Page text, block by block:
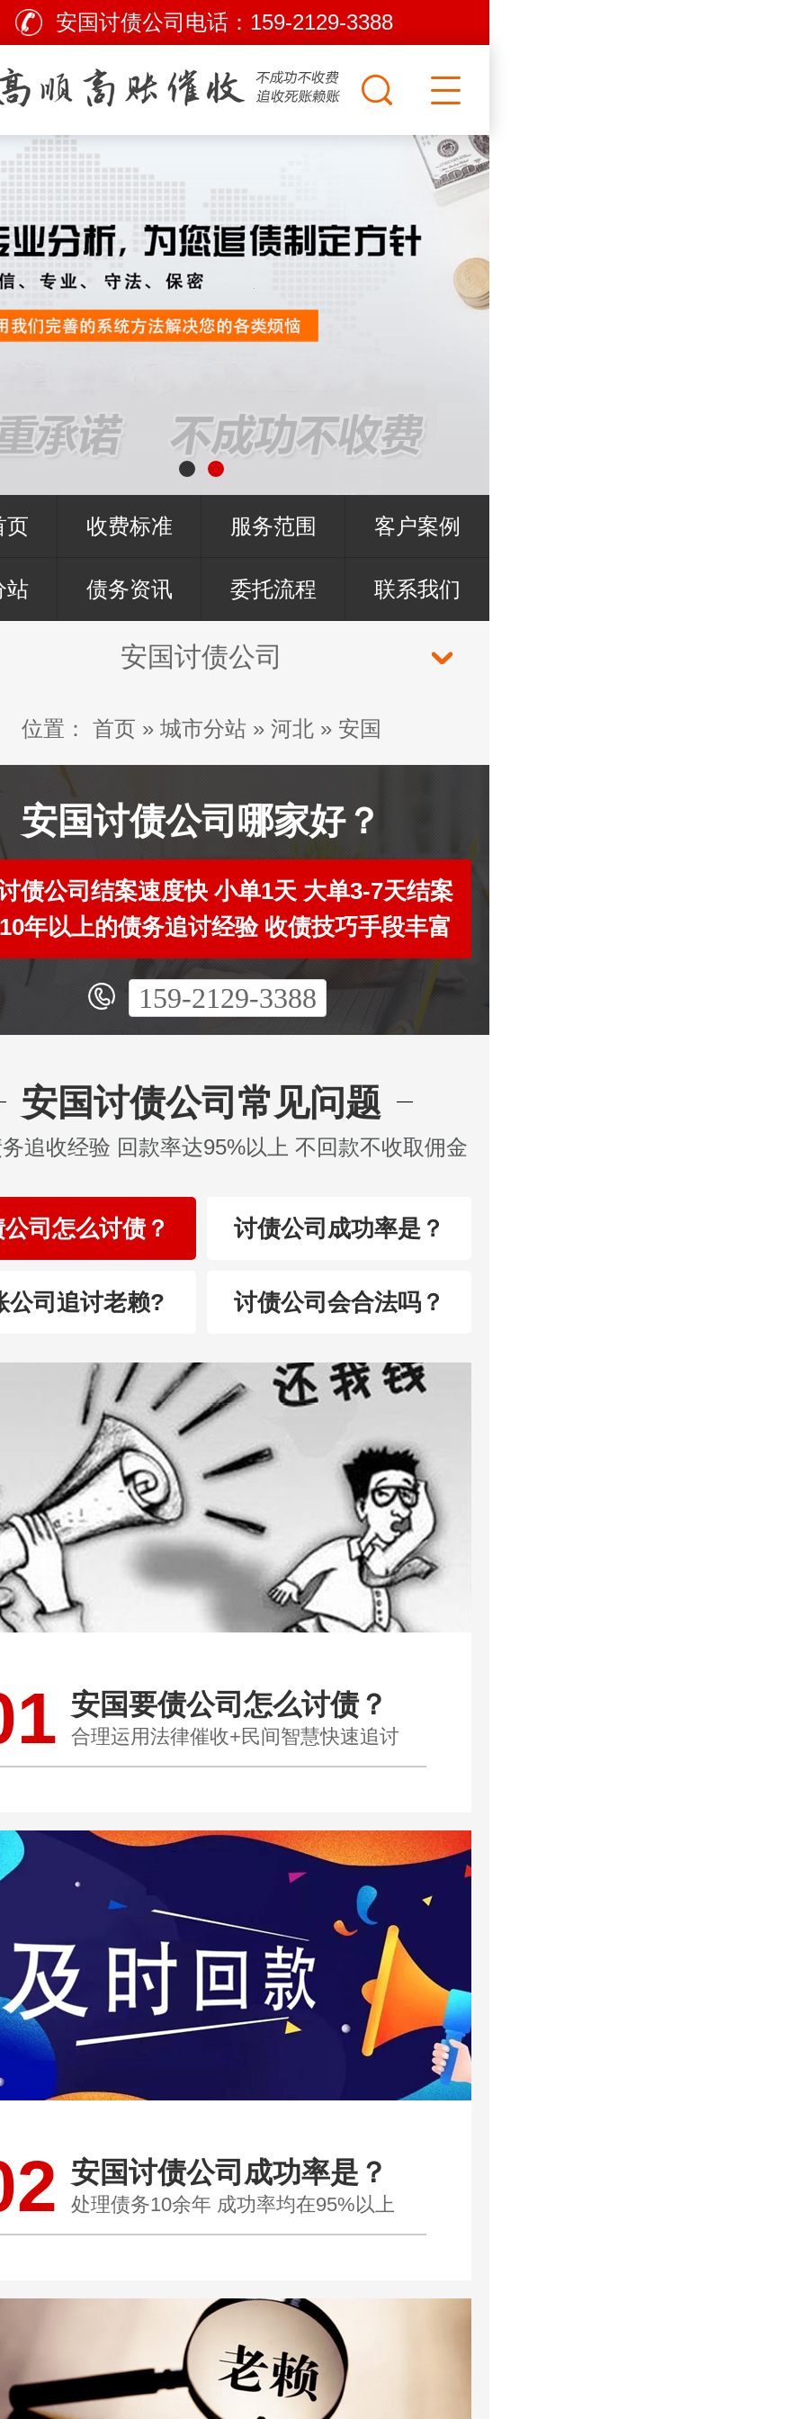
安国讨债公司电话： 159-2129-3388
页 收费标准 服务范围 客户案例
站 债务资讯 委托流程 联系我们
安国讨债公司
位置： 首页 » 城市分站 » 河北 » 安国
安国讨债公司哪家好？
债公司结案速度快 小单1天 大单3-7天结案
年以上的债务追讨经验 收债技巧手段丰富
159-2129-3388
安国讨债公司常见问题
追收经验 回款率达95%以上 不回款不收取佣金
司怎么讨债？ 讨债公司成功率是？
公司追讨老赖? 讨债公司会合法吗？
安国要债公司怎么讨债？
合理运用法律催收+民间智慧快速追讨
安国讨债公司成功率是？
处理债务10余年 成功率均在95%以上